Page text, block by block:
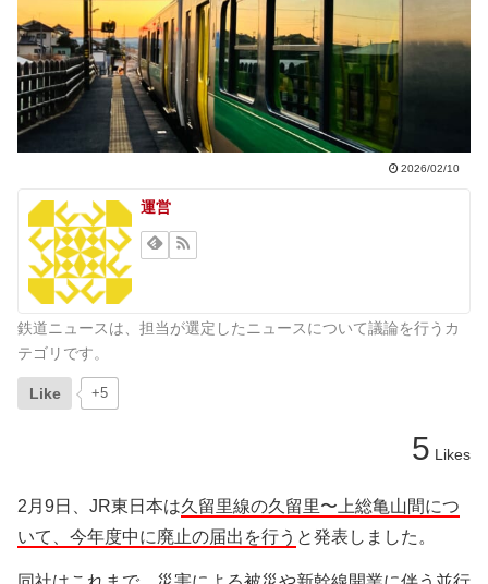
2026/02/10
運営
鉄道ニュースは、担当が選定したニュースについて議論を行うカ
テゴリです。
Like +5
5 Likes
2月9日、JR東日本は久留里線の久留里〜上総亀山間につ
いて、今年度中に廃止の届出を行う と発表しました。